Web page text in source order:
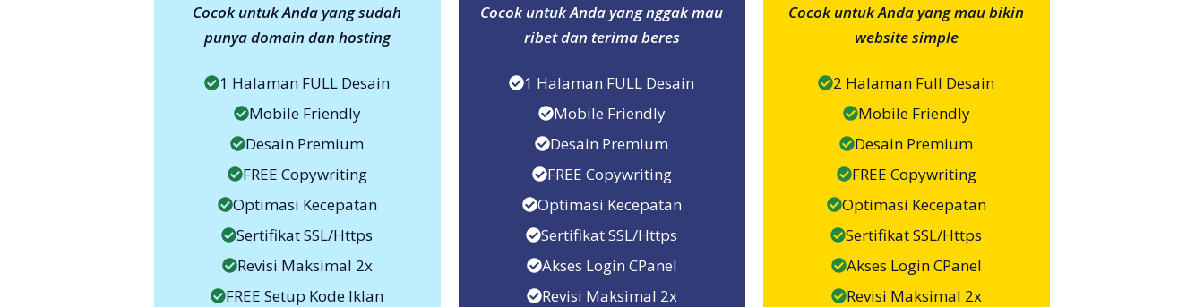
Cocok untuk Anda yang sudah
punya domain dan hosting
1 Halaman FULL Desain
Mobile Friendly
Desain Premium
FREE Copywriting
Optimasi Kecepatan
Sertifikat SSL/Https
Revisi Maksimal 2x
FREE Setup Kode Iklan
Cocok untuk Anda yang nggak mau
ribet dan terima beres
1 Halaman FULL Desain
Mobile Friendly
Desain Premium
FREE Copywriting
Optimasi Kecepatan
Sertifikat SSL/Https
Akses Login CPanel
Revisi Maksimal 2x
Cocok untuk Anda yang mau bikin
website simple
2 Halaman Full Desain
Mobile Friendly
Desain Premium
FREE Copywriting
Optimasi Kecepatan
Sertifikat SSL/Https
Akses Login CPanel
Revisi Maksimal 2x